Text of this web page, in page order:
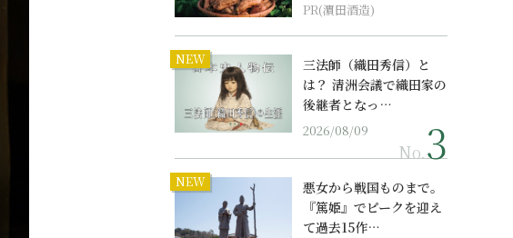
PR(濵田酒造)
NEW
三法師（織田秀信）と
は？ 清洲会議で織田家の
後継者となっ…
2026/08/09
No.
NEW
悪女から戦国ものまで。
『篤姫』でピークを迎え
て過去15作…